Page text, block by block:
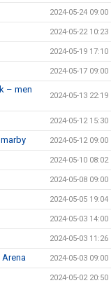
2024-05-24 09:00
2024-05-22 10:23
2024-05-19 17:10
2024-05-17 09:00
– men
2024-05-13 22:19
2024-05-12 15:30
2024-05-12 09:00
2024-05-10 08:02
2024-05-08 09:00
2024-05-05 19:04
2024-05-03 14:00
2024-05-03 11:26
2024-05-03 09:00
2024-05-02 20:50